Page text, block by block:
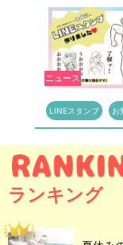
ニュース
LINEスタンプ お
ランキング